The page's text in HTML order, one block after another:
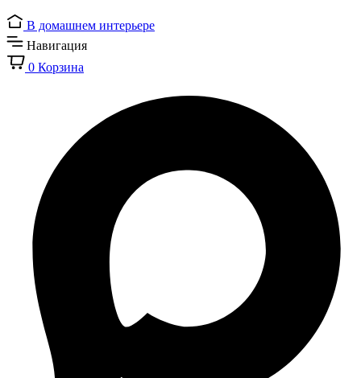
В домашнем интерьере
Навигация
0 Корзина